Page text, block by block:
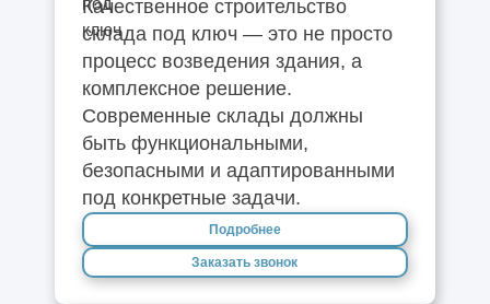
Качественное строительство
склада под ключ — это не просто
процесс возведения здания, а
комплексное решение.
Современные склады должны
быть функциональными,
безопасными и адаптированными
под конкретные задачи.
Подробнее
Заказать звонок